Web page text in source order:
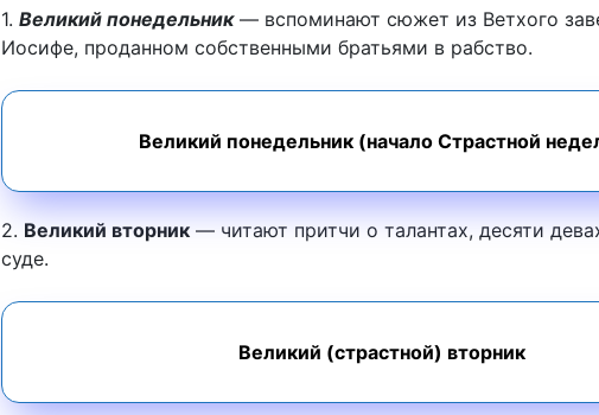
1. Великий понедельник— вспоминают сюжет из Ветхого
Иосифе, проданном собственными братьями в рабство.
Великий понедельник (начало Страстной
2. Великий вторник — читают притчи о талантах, десяти
суде.
Великий (страстной) вторник